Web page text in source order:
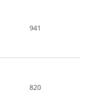
941
820